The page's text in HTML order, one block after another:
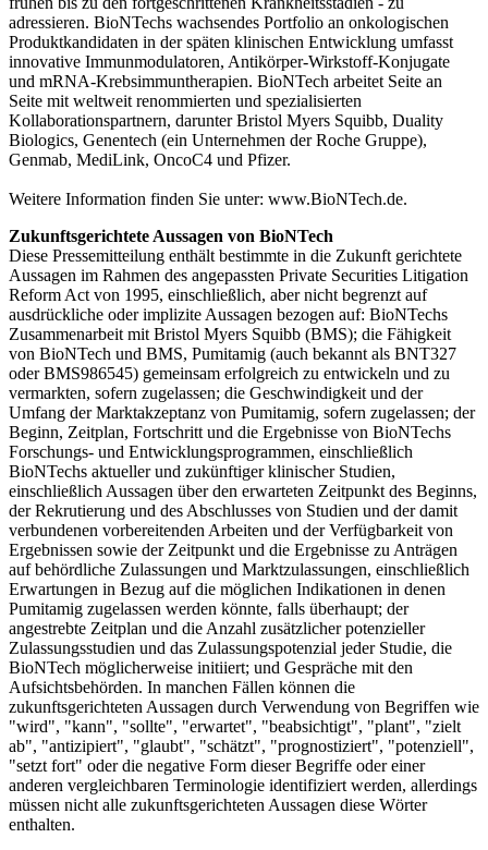
adressieren. BioNTechs wachsendes Portfolio an onkologischen
Produktkandidaten in der späten klinischen Entwicklung umfasst
innovative Immunmodulatoren, Antikörper-Wirkstoff-Konjugate
und mRNA-Krebsimmuntherapien. BioNTech arbeitet Seite an
Seite mit weltweit renommierten und spezialisierten
Kollaborationspartnern, darunter Bristol Myers Squibb, Duality
Biologics, Genentech (ein Unternehmen der Roche Gruppe),
Genmab, MediLink, OncoC4 und Pfizer.
Weitere Information finden Sie unter: www.BioNTech.de.
Zukunftsgerichtete Aussagen von BioNTech
Diese Pressemitteilung enthält bestimmte in die Zukunft gerichtete
Aussagen im Rahmen des angepassten Private Securities Litigation
Reform Act von 1995, einschließlich, aber nicht begrenzt auf
ausdrückliche oder implizite Aussagen bezogen auf: BioNTechs
Zusammenarbeit mit Bristol Myers Squibb (BMS); die Fähigkeit
von BioNTech und BMS, Pumitamig (auch bekannt als BNT327
oder BMS986545) gemeinsam erfolgreich zu entwickeln und zu
vermarkten, sofern zugelassen; die Geschwindigkeit und der
Umfang der Marktakzeptanz von Pumitamig, sofern zugelassen; der
Beginn, Zeitplan, Fortschritt und die Ergebnisse von BioNTechs
Forschungs- und Entwicklungsprogrammen, einschließlich
BioNTechs aktueller und zukünftiger klinischer Studien,
einschließlich Aussagen über den erwarteten Zeitpunkt des Beginns,
der Rekrutierung und des Abschlusses von Studien und der damit
verbundenen vorbereitenden Arbeiten und der Verfügbarkeit von
Ergebnissen sowie der Zeitpunkt und die Ergebnisse zu Anträgen
auf behördliche Zulassungen und Marktzulassungen, einschließlich
Erwartungen in Bezug auf die möglichen Indikationen in denen
Pumitamig zugelassen werden könnte, falls überhaupt; der
angestrebte Zeitplan und die Anzahl zusätzlicher potenzieller
Zulassungsstudien und das Zulassungspotenzial jeder Studie, die
BioNTech möglicherweise initiiert; und Gespräche mit den
Aufsichtsbehörden. In manchen Fällen können die
zukunftsgerichteten Aussagen durch Verwendung von Begriffen wie
"wird", "kann", "sollte", "erwartet", "beabsichtigt", "plant", "zielt
ab", "antizipiert", "glaubt", "schätzt", "prognostiziert", "potenziell",
"setzt fort" oder die negative Form dieser Begriffe oder einer
anderen vergleichbaren Terminologie identifiziert werden, allerdings
müssen nicht alle zukunftsgerichteten Aussagen diese Wörter
enthalten.